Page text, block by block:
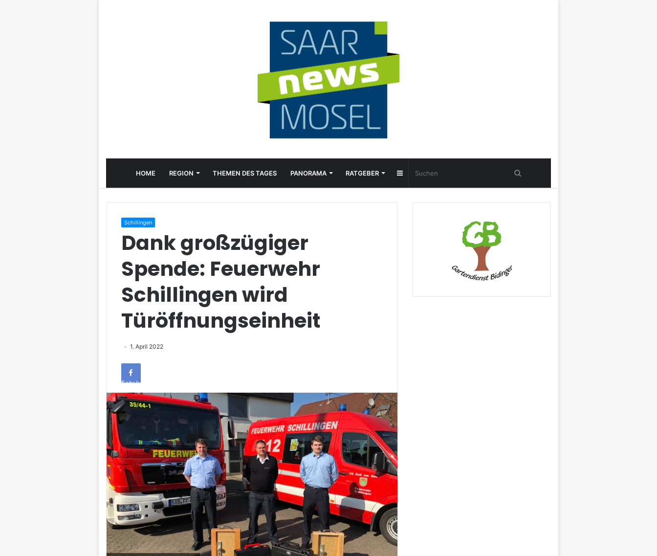
HOME REGION THEMEN DES TAGES PANORAMA RATGEBER Sidebar
Schillingen
Dank großzügiger
Spende: Feuerwehr
Schillingen wird
Türöffnungseinheit
1. April 2022
Facebook